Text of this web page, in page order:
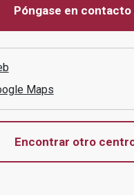
Póngase en
Maps
Encontrar otro